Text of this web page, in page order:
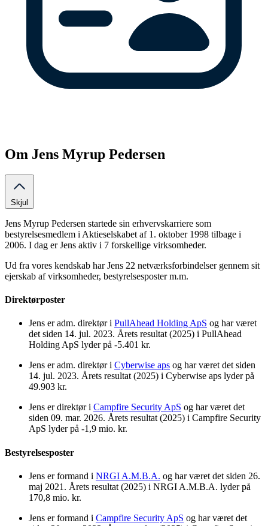
Om Jens Myrup Pedersen
Skjul
Jens Myrup Pedersen startede sin erhvervskarriere som
bestyrelsesmedlem i Aktieselskabet af 1. oktober 1998 tilbage i
2006. I dag er Jens aktiv i 7 forskellige virksomheder.
Ud fra vores kendskab har Jens 22 netværksforbindelser gennem sit
ejerskab af virksomheder, bestyrelsesposter m.m.
Direktørposter
Jens er adm. direktør i PullAhead Holding ApS og har været
det siden 14. jul. 2023. Årets resultat (2025) i PullAhead
Holding ApS lyder på -5.401 kr.
Jens er adm. direktør i Cyberwise aps og har været det siden
14. jul. 2023. Årets resultat (2025) i Cyberwise aps lyder på
49.903 kr.
Jens er direktør i Campfire Security ApS og har været det
siden 09. mar. 2026. Årets resultat (2025) i Campfire Security
ApS lyder på -1,9 mio. kr.
Bestyrelsesposter
Jens er formand i NRGI A.M.B.A. og har været det siden 26.
maj 2021. Årets resultat (2025) i NRGI A.M.B.A. lyder på
170,8 mio. kr.
Jens er formand i Campfire Security ApS og har været det